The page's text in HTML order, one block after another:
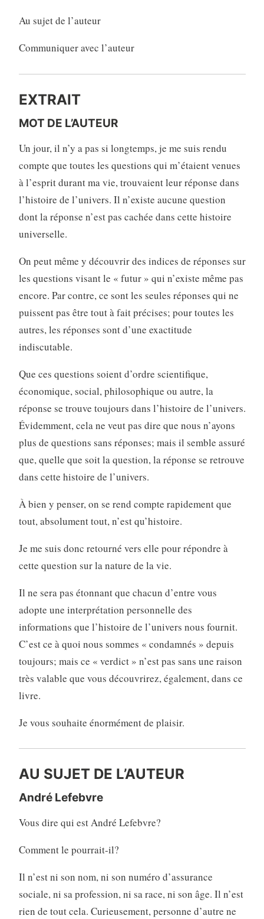
Au sujet de l’auteur
Communiquer avec l’auteur
EXTRAIT
MOT DE L’AUTEUR
Un jour, il n’y a pas si longtemps, je me suis rendu
compte que toutes les questions qui m’étaient venues
à l’esprit durant ma vie, trouvaient leur réponse dans
l’histoire de l’univers. Il n’existe aucune question
dont la réponse n’est pas cachée dans cette histoire
universelle.
On peut même y découvrir des indices de réponses sur
les questions visant le « futur » qui n’existe même pas
encore. Par contre, ce sont les seules réponses qui ne
puissent pas être tout à fait précises; pour toutes les
autres, les réponses sont d’une exactitude
indiscutable.
Que ces questions soient d’ordre scientifique,
économique, social, philosophique ou autre, la
réponse se trouve toujours dans l’histoire de l’univers.
Évidemment, cela ne veut pas dire que nous n’ayons
plus de questions sans réponses; mais il semble assuré
que, quelle que soit la question, la réponse se retrouve
dans cette histoire de l’univers.
À bien y penser, on se rend compte rapidement que
tout, absolument tout, n’est qu’histoire.
Je me suis donc retourné vers elle pour répondre à
cette question sur la nature de la vie.
Il ne sera pas étonnant que chacun d’entre vous
adopte une interprétation personnelle des
informations que l’histoire de l’univers nous fournit.
C’est ce à quoi nous sommes « condamnés » depuis
toujours; mais ce « verdict » n’est pas sans une raison
très valable que vous découvrirez, également, dans ce
livre.
Je vous souhaite énormément de plaisir.
AU SUJET DE L’AUTEUR
André Lefebvre
Vous dire qui est André Lefebvre?
Comment le pourrait-il?
Il n’est ni son nom, ni son numéro d’assurance
sociale, ni sa profession, ni sa race, ni son âge. Il n’est
rien de tout cela. Curieusement, personne d’autre ne